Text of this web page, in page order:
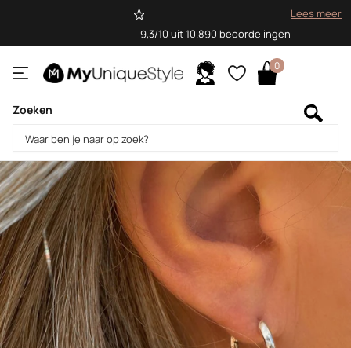
9,3/10 uit 10.890 beoordelingen
Lees meer
Zoeken
0